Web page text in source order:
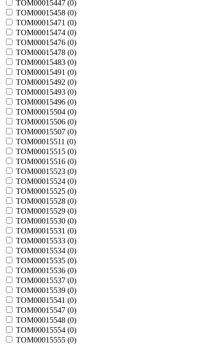
TOM00015447 (0)
TOM00015458 (0)
TOM00015471 (0)
TOM00015474 (0)
TOM00015476 (0)
TOM00015478 (0)
TOM00015483 (0)
TOM00015491 (0)
TOM00015492 (0)
TOM00015493 (0)
TOM00015496 (0)
TOM00015504 (0)
TOM00015506 (0)
TOM00015507 (0)
TOM00015511 (0)
TOM00015515 (0)
TOM00015516 (0)
TOM00015523 (0)
TOM00015524 (0)
TOM00015525 (0)
TOM00015528 (0)
TOM00015529 (0)
TOM00015530 (0)
TOM00015531 (0)
TOM00015533 (0)
TOM00015534 (0)
TOM00015535 (0)
TOM00015536 (0)
TOM00015537 (0)
TOM00015539 (0)
TOM00015541 (0)
TOM00015547 (0)
TOM00015548 (0)
TOM00015554 (0)
TOM00015555 (0)